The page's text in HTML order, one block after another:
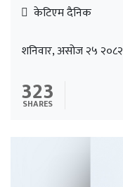
केटिएम दैनिक
शनिवार, असोज २५ २०८२
323
SHARES